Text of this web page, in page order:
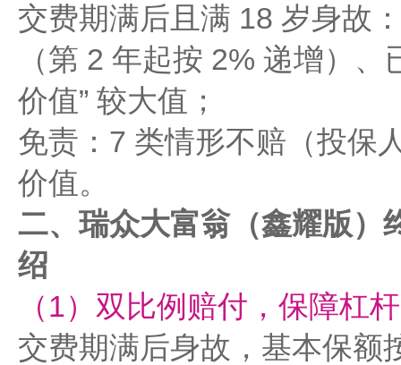
交费期满后且满 18 岁身故
（第 2 年起按 2% 递增）
价值” 较大值；
免责：7 类情形不赔（投保
价值。
二、瑞众大富翁（鑫耀版）
绍
（1）双比例赔付，保障杠
交费期满后身故，基本保额